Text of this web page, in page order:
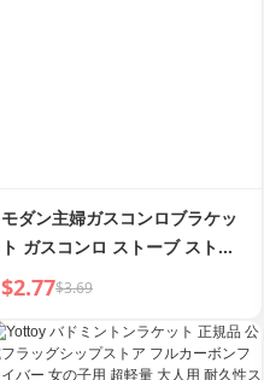
モダン主婦ガスコンロブラケッ
ト ガスコンロ ストーブ ストー
ブ ノンスリップシェルフ キッチ
助ホルダーサポート
$2.77$3.69